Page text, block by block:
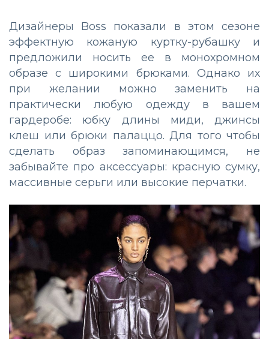
Дизайнеры Boss показали в этом
сезоне
эффектную
кожаную куртку-рубашку
и
предложили
носить ее в
монохромном
образе
с широкими брюками. Однако
их
при
желании можно заменить
на
практически
любую одежду в
вашем
гардеробе: юбку длины миди, джинсы
клеш или брюки палаццо. Для того чтобы
сделать
образ запоминающимся, не
забывайте про аксессуары: красную сумку,
массивные серьги или высокие перчатки.